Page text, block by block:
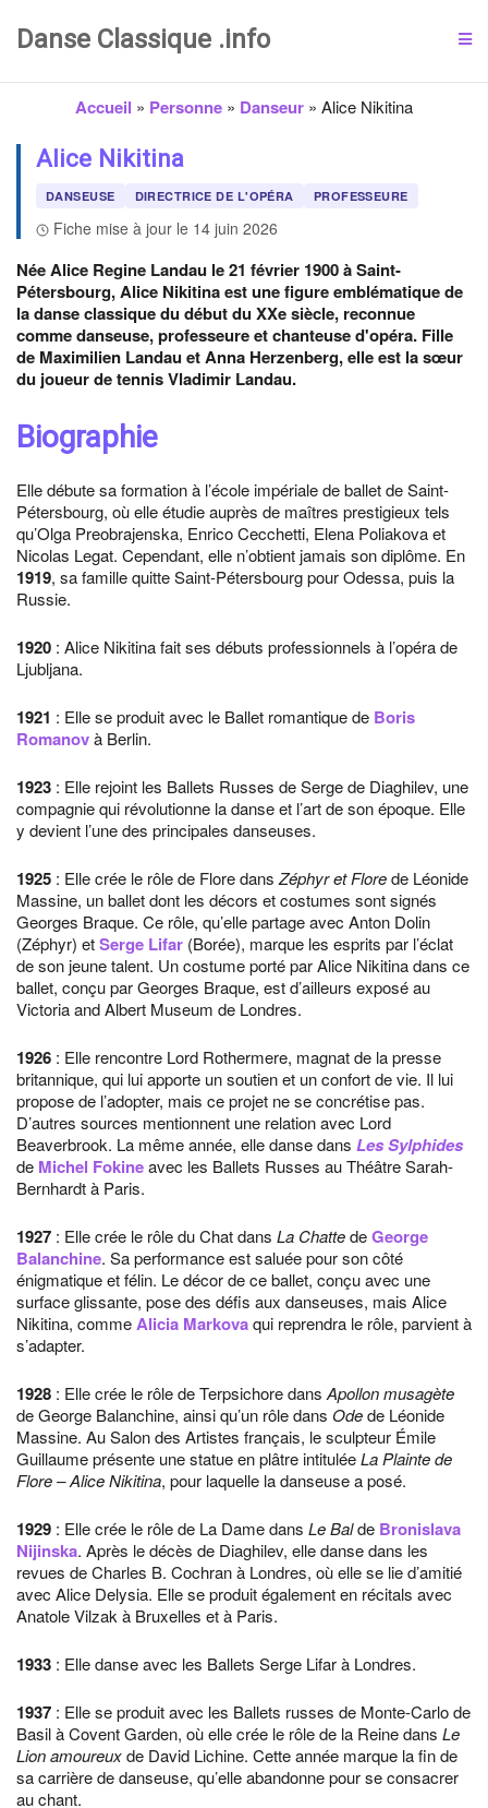
Danse Classique .info
Accueil » Personne » Danseur » Alice Nikitina
Alice Nikitina
DANSEUSE DIRECTRICE DE L'OPÉRA PROFESSEURE
Fiche mise à jour le 14 juin 2026
Née Alice Regine Landau le 21 février 1900 à Saint-
Pétersbourg, Alice Nikitina est une figure emblématique de
la danse classique du début du XXe siècle, reconnue
comme danseuse, professeure et chanteuse d'opéra. Fille
de Maximilien Landau et Anna Herzenberg, elle est la sœur
du joueur de tennis Vladimir Landau.
Biographie
Elle débute sa formation à l’école impériale de ballet de Saint-
Pétersbourg, où elle étudie auprès de maîtres prestigieux tels
qu’Olga Preobrajenska, Enrico Cecchetti, Elena Poliakova et
Nicolas Legat. Cependant, elle n’obtient jamais son diplôme. En
1919, sa famille quitte Saint-Pétersbourg pour Odessa, puis la
Russie.
1920 : Alice Nikitina fait ses débuts professionnels à l’opéra de
Ljubljana.
1921 : Elle se produit avec le Ballet romantique de Boris
Romanovà Berlin.
1923 : Elle rejoint les Ballets Russes de Serge de Diaghilev, une
compagnie qui révolutionne la danse et l’art de son époque. Elle
y devient l’une des principales danseuses.
1925 : Elle crée le rôle de Flore dans Zéphyr et Florede Léonide
Massine, un ballet dont les décors et costumes sont signés
Georges Braque. Ce rôle, qu’elle partage avec Anton Dolin
(Zéphyr) etSerge Lifar (Borée), marque les esprits par l’éclat
de son jeune talent. Un costume porté par Alice Nikitina dans ce
ballet, conçu par Georges Braque, est d’ailleurs exposé au
Victoria and Albert Museum de Londres.
1926 : Elle rencontre Lord Rothermere, magnat de la presse
britannique, qui lui apporte un soutien et un confort de vie. Il lui
propose de l’adopter, mais ce projet ne se concrétise pas.
D’autres sources mentionnent une relation avec Lord
Beaverbrook. La même année, elle danse dans Les Sylphides
de Michel Fokineavec les Ballets Russes au Théâtre Sarah-
Bernhardt à Paris.
1927 : Elle crée le rôle du Chat dans La ChattedeGeorge
Balanchine. Sa performance est saluée pour son côté
énigmatique et félin. Le décor de ce ballet, conçu avec une
surface glissante, pose des défis aux danseuses, mais Alice
Nikitina, commeAlicia Markovaqui reprendra le rôle, parvient à
s’adapter.
1928 : Elle crée le rôle de Terpsichore dans Apollon musagète
de George Balanchine, ainsi qu’un rôle dans Odede Léonide
Massine. Au Salon des Artistes français, le sculpteur Émile
Guillaume présente une statue en plâtre intituléeLa Plainte de
Flore – Alice Nikitina, pour laquelle la danseuse a posé.
1929 : Elle crée le rôle de La Dame dans Le Balde Bronislava
Nijinska. Après le décès de Diaghilev, elle danse dans les
revues de Charles B. Cochran à Londres, où elle se lie d’amitié
avec Alice Delysia. Elle se produit également en récitals avec
Anatole Vilzak à Bruxelles et à Paris.
1933 : Elle danse avec les Ballets Serge Lifar à Londres.
1937 : Elle se produit avec les Ballets russes de Monte-Carlo de
Basil à Covent Garden, où elle crée le rôle de la Reine dans Le
Lion amoureuxde David Lichine. Cette année marque la fin de
sa carrière de danseuse, qu’elle abandonne pour se consacrer
au chant.